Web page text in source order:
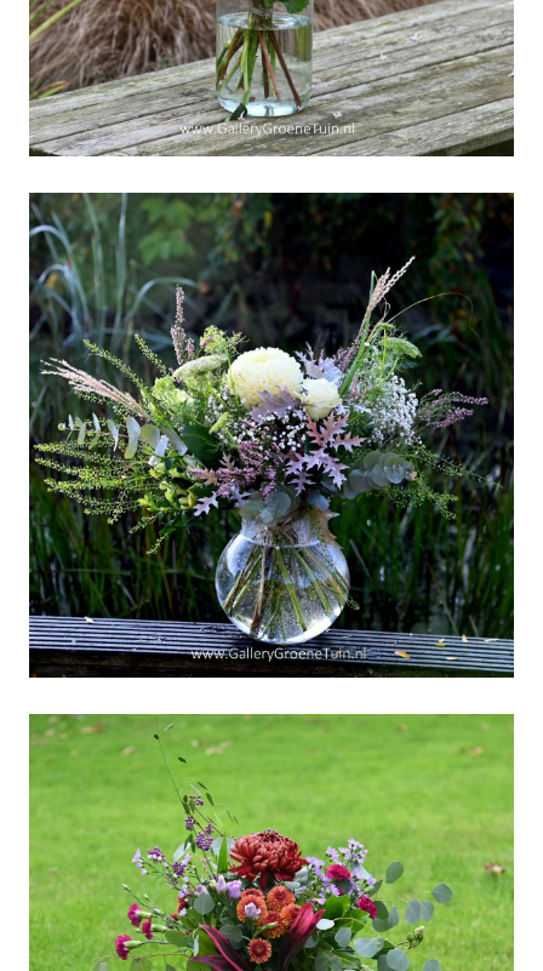
Weekboeket 44
"Zaterdag-2 November-
om 14.00 uur gesloten"
Dag van de Verenigde
Naties